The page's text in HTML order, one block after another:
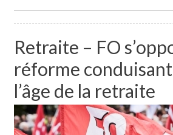
Retraite – FO
réforme
l’âge de la retraite